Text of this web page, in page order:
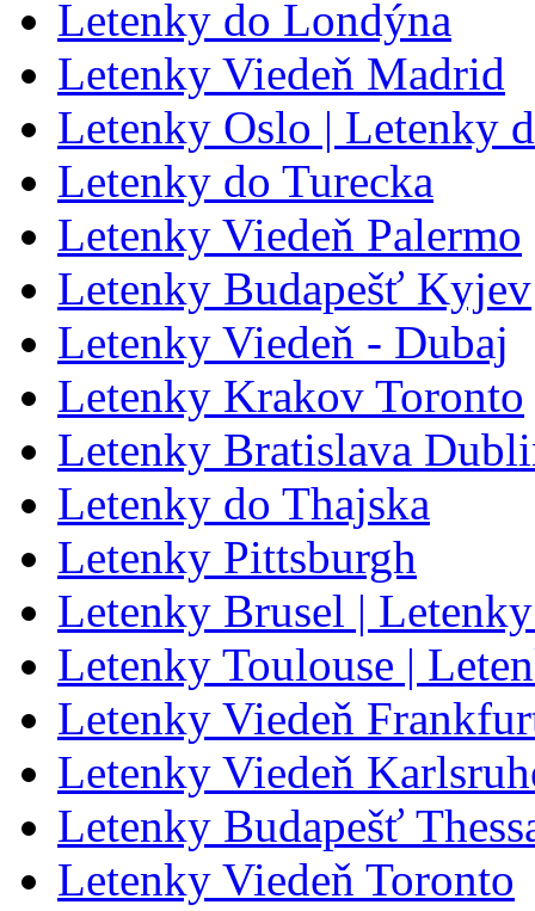
Letenky do Londýna
Letenky Viedeň Madrid
Letenky Oslo | Letenky
Letenky do Turecka
Letenky Viedeň Palermo
Letenky Budapešť Kyjev
Letenky Viedeň - Dubaj
Letenky Krakov Toronto
Letenky Bratislava
Letenky do Thajska
Letenky Pittsburgh
Letenky Brusel |
Letenky Toulouse |
Letenky Viedeň
Letenky Viedeň
Letenky Budapešť
Letenky Viedeň Toronto